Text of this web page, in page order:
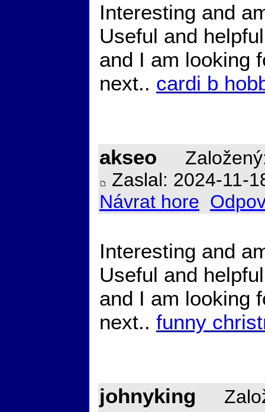
Interesting and
Useful and
and I am looking
next.. cardi b
akseo
Zaslal: 2024-11-
Návrat hore
Interesting and
Useful and
and I am looking
next.. funny
johnyking